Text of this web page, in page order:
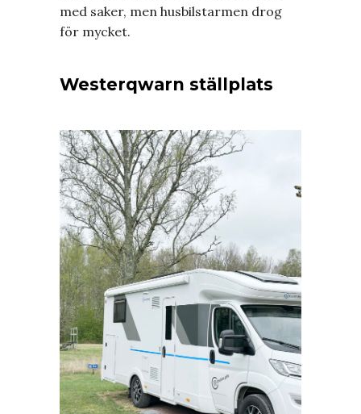
med saker, men husbilstarmen drog
för mycket.
Westerqwarn ställplats